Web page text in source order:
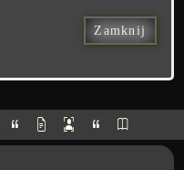
Zamknij